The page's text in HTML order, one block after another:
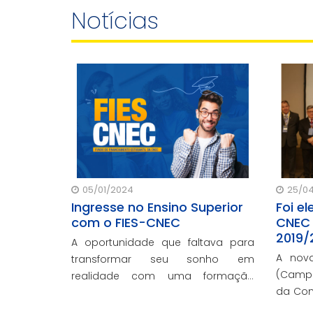
Notícias
05/01/2024
Ingresse no Ensino Superior
com o FIES-CNEC
A oportunidade que faltava para
transformar seu sonho em
realidade com uma formação
25/
Foi
A
da